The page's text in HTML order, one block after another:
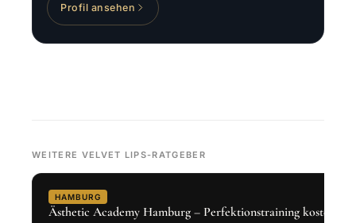
Profil ansehen
WEITERE VELVET LIPS-RATGEBER
HAMBURG
Ästhetic Academy Hamburg – Perfektionstraining kostenlos